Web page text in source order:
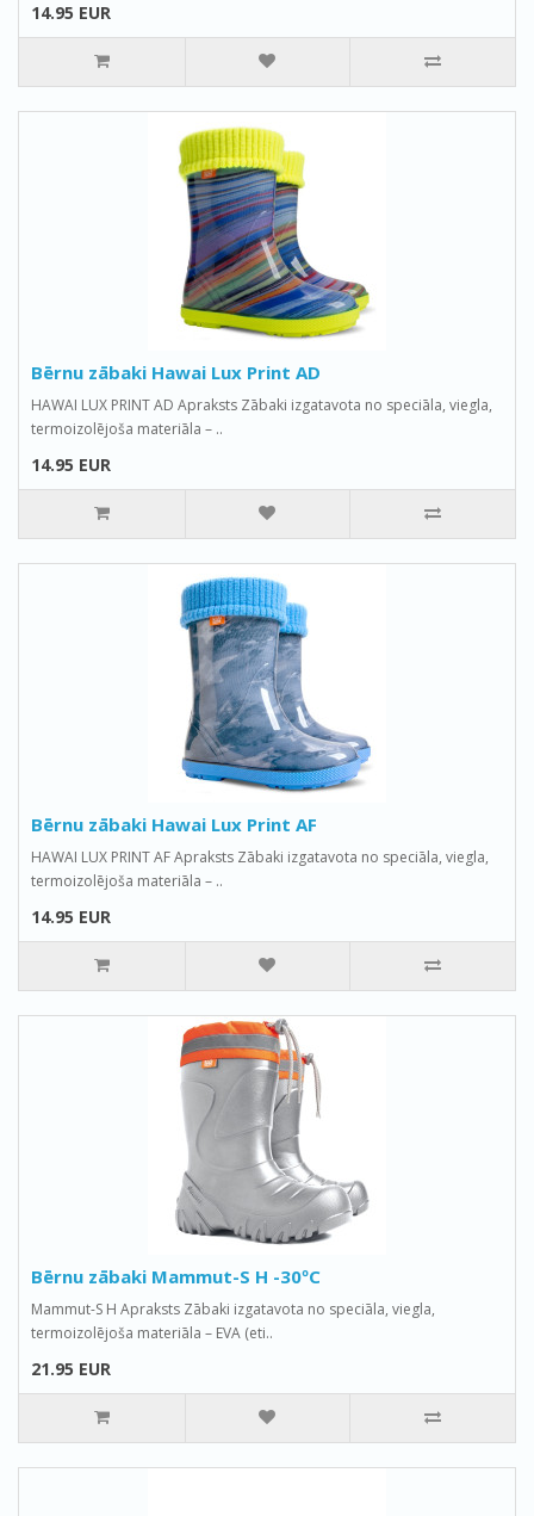
14.95 EUR
Bērnu zābaki Hawai Lux Print AD
HAWAI LUX PRINT AD Apraksts Zābaki izgatavota no speciāla, viegla,
termoizolējoša materiāla – ..
14.95 EUR
Bērnu zābaki Hawai Lux Print AF
HAWAI LUX PRINT AF Apraksts Zābaki izgatavota no speciāla, viegla,
termoizolējoša materiāla – ..
14.95 EUR
Bērnu zābaki Mammut-S H -30ºС
Mammut-S H Apraksts Zābaki izgatavota no speciāla, viegla,
termoizolējoša materiāla – EVA (eti..
21.95 EUR